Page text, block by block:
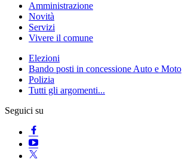
Amministrazione
Novità
Servizi
Vivere il comune
Elezioni
Bando posti in concessione Auto e Moto
Polizia
Tutti gli argomenti...
Seguici su